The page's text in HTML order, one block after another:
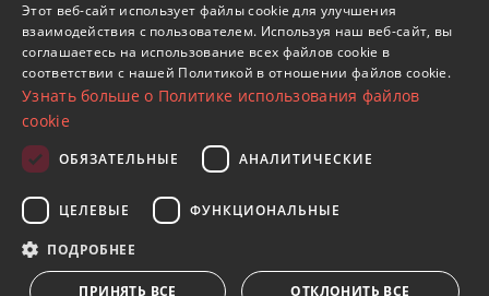
Телефон:+34 952 765 138
Моб:+34 601 636 766
Whatsapp:+34 952 765 138
www.dmproperties.com
© Copyright 1989 - 2026 Diana Morales Properties Knight
Frank ·
Сайт применяет Правила и условия
SPANISH
FRENCH
Этот веб-сайт использует файлы cookie для улучшения
взаимодействия с пользователем. Используя наш веб-сайт, вы
соглашаетесь на использование всех файлов cookie в
соответствии с нашей Политикой в ​​отношении файлов cookie.
Узнать больше о Политике использования файлов
cookie
ОБЯЗАТЕЛЬНЫЕ АНАЛИТИЧЕСКИЕ
ЦЕЛЕВЫЕ ФУНКЦИОНАЛЬНЫЕ
ПОДРОБНЕЕ
ПРИНЯТЬ ВСЕ ОТКЛОНИТЬ ВСЕ